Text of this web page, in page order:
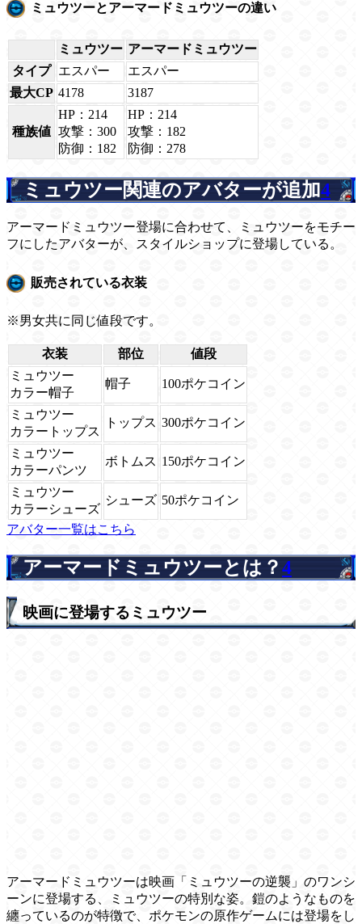
ミュウツーとアーマードミュウツーの違い
ミュウツー アーマードミュウツー
タイプ エスパー
エスパー
最大CP 4178 3187
種族値
HP：214
攻撃：300
防御：182
HP：214
攻撃：182
防御：278
ミュウツー関連のアバターが追加4
アーマードミュウツー登場に合わせて、ミュウツーをモチー
フにしたアバターが、スタイルショップに登場している。
販売されている衣装
※男女共に同じ値段です。
衣装 部位
値段
ミュウツー
カラー帽子
帽子 100ポケコイン
ミュウツー
カラートップス
トップス 300ポケコイン
ミュウツー
カラーパンツ
ボトムス 150ポケコイン
ミュウツー
カラーシューズ
シューズ 50ポケコイン
アバター一覧はこちら
アーマードミュウツーとは？4
映画に登場するミュウツー
アーマードミュウツーは映画「ミュウツーの逆襲」のワンシ
ーンに登場する、ミュウツーの特別な姿。鎧のようなものを
纏っているのが特徴で、ポケモンの原作ゲームには登場をし